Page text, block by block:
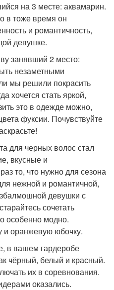
на 3 месте: аквамарин.
в тоже время он
и романтичность,
девушке.
занявший 2 место:
незаметными
мы решили покрасить
хочется стать яркой,
это в одежде можно,
фуксии. Почувствуйте
для черных волос стал
вкусные и
то, что нужно для сезона
нежной и романтичной,
девушки с
сочетать
особенно модно.
и оранжевую юбочку.
в вашем гардеробе
чёрный, белый и красный.
их в соревнования.
оказались.